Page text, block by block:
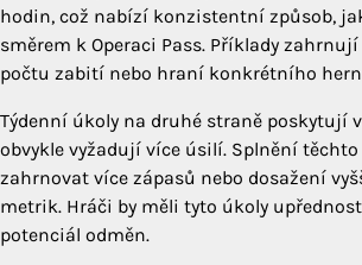
hodin, což nabízí konzistentní způsob,
směrem k Operaci Pass. Příklady
počtu zabití nebo hraní konkrétního
Týdenní úkoly na druhé straně poskytují
obvykle vyžadují více úsilí. Splnění
zahrnovat více zápasů nebo dosažení
metrik. Hráči by měli tyto úkoly
potenciál odměn.